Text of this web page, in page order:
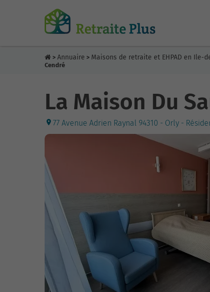
> Annuaire > Maisons de retraite et EHPAD en Ile-
Cendré
La Maison Du
77 Avenue Adrien Raynal 94310 - Orly -